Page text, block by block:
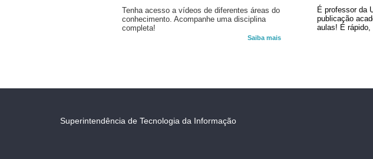
Tenha acesso a vídeos de diferentes áreas do
conhecimento. Acompanhe uma disciplina
completa!
Saiba mais
É professor da
publicação
aulas! É rápido,
Superintendência de Tecnologia da Informação